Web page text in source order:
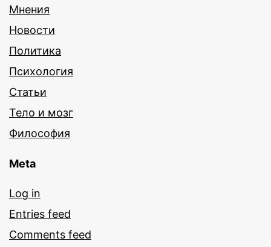
Мнения
Новости
Политика
Психология
Статьи
Тело и мозг
Философия
Meta
Log in
Entries feed
Comments feed